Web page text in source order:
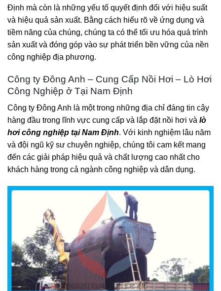
Định mà còn là những yếu tố quyết định đối với hiệu suất
và hiệu quả sản xuất. Bằng cách hiểu rõ về ứng dụng và
tiềm năng của chúng, chúng ta có thể tối ưu hóa quá trình
sản xuất và đóng góp vào sự phát triển bền vững của nền
công nghiệp địa phương.
Công ty Đông Anh – Cung Cấp Nồi Hơi – Lò Hơi
Công Nghiệp ở Tại Nam Định
Công ty Đông Anh là một trong những địa chỉ đáng tin cậy
hàng đầu trong lĩnh vực cung cấp và lắp đặt nồi hơi và lò
hơi công nghiệp tại Nam Định. Với kinh nghiệm lâu năm
và đội ngũ kỹ sư chuyên nghiệp, chúng tôi cam kết mang
đến các giải pháp hiệu quả và chất lượng cao nhất cho
khách hàng trong cả ngành công nghiệp và dân dụng.